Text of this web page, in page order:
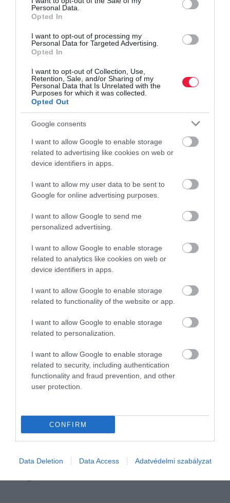
Personal Data.
Opted In
I want to opt-out of processing my
Personal Data for Targeted Advertising.
Opted In
I want to opt-out of Collection, Use,
Retention, Sale, and/or Sharing of my
Personal Data that Is Unrelated with the
Purposes for which it was collected.
Opted Out
Google consents
I want to allow Google to enable storage
related to advertising like cookies on web or
device identifiers in apps.
I want to allow my user data to be sent to
Google for online advertising purposes.
I want to allow Google to send me
personalized advertising.
I want to allow Google to enable storage
related to analytics like cookies on web or
device identifiers in apps.
I want to allow Google to enable storage
related to functionality of the website or app.
I want to allow Google to enable storage
related to personalization.
I want to allow Google to enable storage
related to security, including authentication
functionality and fraud prevention, and other
user protection.
CONFIRM
Data Deletion Data Access Adatvédelmi szabályzat
Így változik a NAV nyitvatartása a hőség miatt
Augusztus 3. (hétfő) és augusztus 5. (szerda) között a nem
klimatizált adóhivatali ügyfélpontok csak 12 óráig tartanak nyitva.
FIZETÉS
Sokkoló adat: ennyivel keresnek kevesebbet a nők
Az Eurostat legújabb adatai szerint az Európai Unióban dolgozó
nők óránkénti bruttó bére 11,1 százalékkal alacsonyabb a
csaknem 3900 eurós…